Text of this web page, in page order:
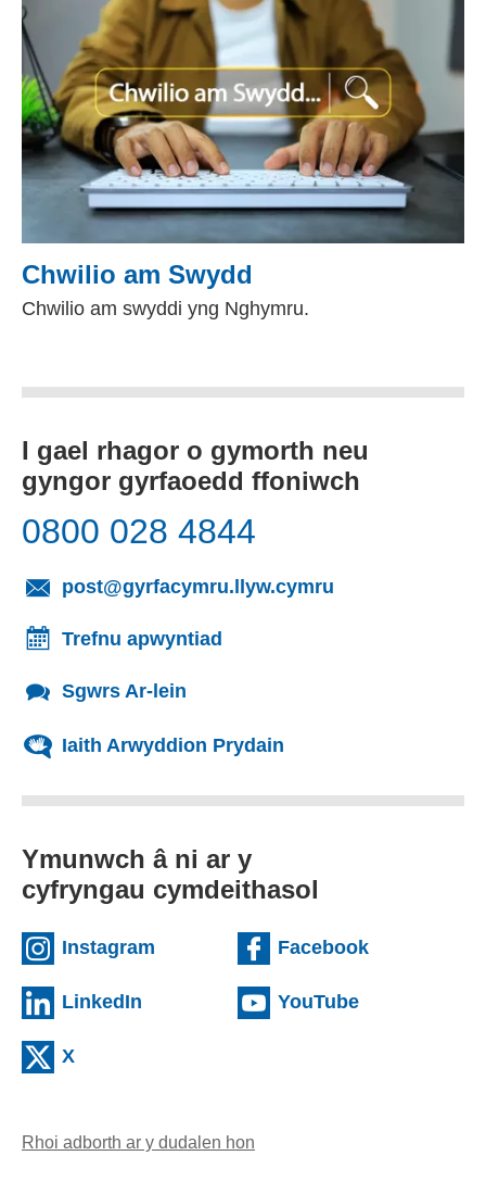
Chwilio am Swydd
Chwilio am swyddi yng Nghymru.
I gael rhagor o gymorth neu
gyngor gyrfaoedd ffoniwch
0800 028 4844
post@gyrfacymru.llyw.cymru
Trefnu apwyntiad
Sgwrs Ar-lein
Iaith Arwyddion Prydain
Ymunwch â ni ar y
cyfryngau cymdeithasol
Instagram (external websiteCY)
Facebook(external
LinkedIn (external websiteCY)
YouTube(external
X
Rhoi adborth ar y dudalen hon